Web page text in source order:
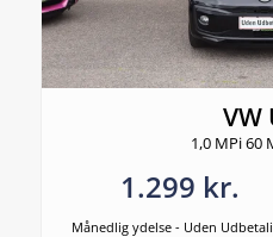
VW
1,0 MPi 60
1.299 kr.
Månedlig ydelse - Uden